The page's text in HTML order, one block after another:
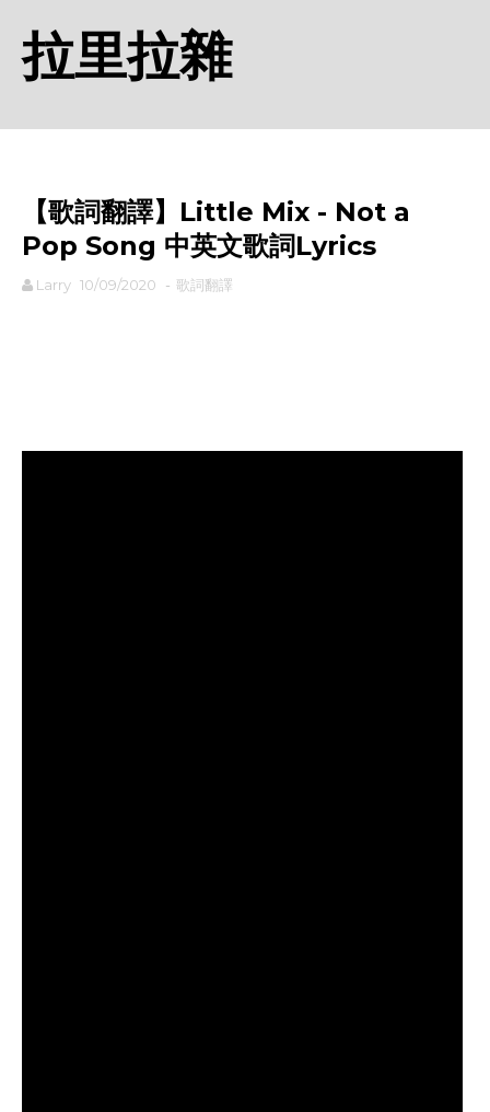
拉里拉雜
【歌詞翻譯】Little Mix - Not a
Pop Song 中英文歌詞Lyrics
Larry 10/09/2020 - 歌詞翻譯